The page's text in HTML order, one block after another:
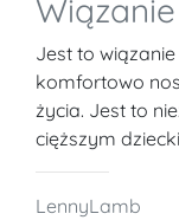
Jest to
komfortowo
życia. Jest to
cięższym
LennyLamb